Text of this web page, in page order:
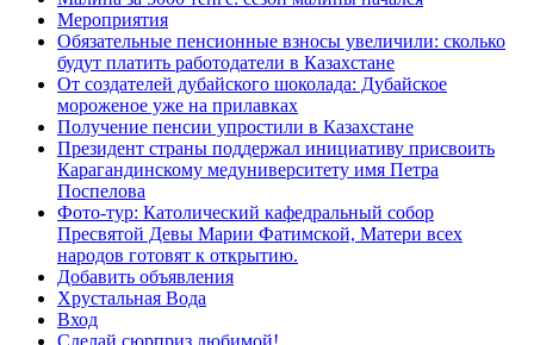
Мероприятия
Обязательные пенсионные взносы увеличили: сколько
будут платить работодатели в Казахстане
От создателей дубайского шоколада: Дубайское
мороженое уже на прилавках
Получение пенсии упростили в Казахстане
Президент страны поддержал инициативу присвоить
Карагандинскому медуниверситету имя Петра
Поспелова
Фото-тур: Католический кафедральный собор
Пресвятой Девы Марии Фатимской, Матери всех
народов готовят к открытию.
Добавить объявления
Хрустальная Вода
Вход